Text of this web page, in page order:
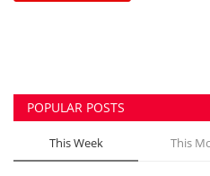
POPULAR POSTS
This Week This